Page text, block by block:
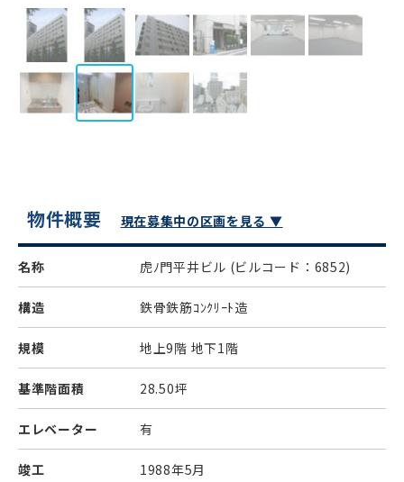
物件概要 現在募集中の区画を見る ▼
名称 虎ﾉ門平井ビル (ビルコード：6852)
構造 鉄骨鉄筋ｺﾝｸﾘｰﾄ造
規模 地上9階 地下1階
基準階面積 28.50坪
エレベーター 有
竣工 1988年5月